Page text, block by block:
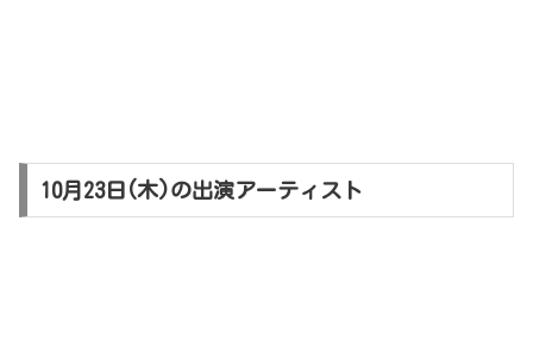
10月23日(木)の出演アーティスト